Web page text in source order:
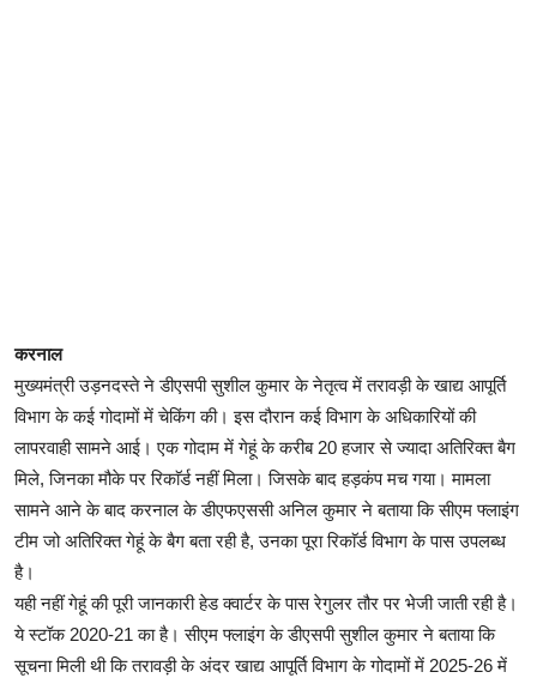
करनाल
मुख्यमंत्री उड़नदस्ते ने डीएसपी सुशील कुमार के नेतृत्व में तरावड़ी के खाद्य आपूर्ति
विभाग के कई गोदामों में चेकिंग की। इस दौरान कई विभाग के अधिकारियों की
लापरवाही सामने आई। एक गोदाम में गेहूं के करीब 20 हजार से ज्यादा अतिरिक्त बैग
मिले, जिनका मौके पर रिकाॅर्ड नहीं मिला। जिसके बाद हड़कंप मच गया। मामला
सामने आने के बाद करनाल के डीएफएससी अनिल कुमार ने बताया कि सीएम फ्लाइंग
टीम जो अतिरिक्त गेहूं के बैग बता रही है, उनका पूरा रिकाॅर्ड विभाग के पास उपलब्ध
है।
यही नहीं गेहूं की पूरी जानकारी हेड क्वार्टर के पास रेगुलर तौर पर भेजी जाती रही है।
ये स्टॉक 2020-21 का है। सीएम फ्लाइंग के डीएसपी सुशील कुमार ने बताया कि
सूचना मिली थी कि तरावड़ी के अंदर खाद्य आपूर्ति विभाग के गोदामों में 2025-26 में